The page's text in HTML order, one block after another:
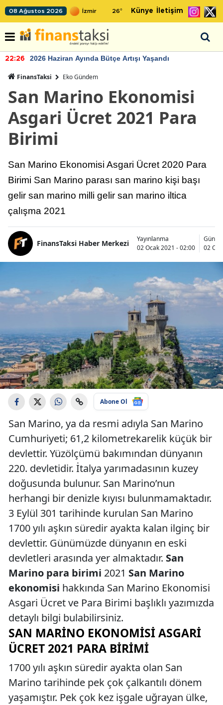
08 Ağustos 2026 26° Künye İletişim
22:26 2026 Haziran Ayında Bütçe Artışı Yaşandı
FinansTaksi Eko Gündem
San Marino Ekonomisi
Asgari Ücret 2021 Para
Birimi
San Marino Ekonomisi Asgari Ücret 2020 Para
Birimi San Marino parası san marino kişi başı
gelir san marino milli gelir san marino iltica
çalışma 2021
FinansTaksi Haber Merkezi
Yayınlanma
02 Ocak 2021 - 02:00
02
Abone Ol
San Marino, ya da resmi adıyla San Marino
Cumhuriyeti; 61,2 kilometrekarelik küçük bir
devlettir. Yüzölçümü bakımından dünyanın
220. devletidir. İtalya yarımadasının kuzey
doğusunda bulunur. San Marino’nun
herhangi bir denizle kıyısı bulunmamaktadır.
3 Eylül 301 tarihinde kurulan San Marino
1700 yılı aşkın süredir ayakta kalan ilginç bir
devlettir. Günümüzde dünyanın en eski
devletleri arasında yer almaktadır. San
Marino para birimi 2021 San Marino
ekonomisi hakkında San Marino Ekonomisi
Asgari Ücret ve Para Birimi başlıklı yazımızda
detaylı bilgi bulabilirsiniz.
SAN MARINO EKONOMISI ASGARI
ÜCRET 2021 PARA BIRIMI
1700 yılı aşkın süredir ayakta olan San
Marino tarihinde pek çok çalkantılı dönem
yaşamıştır. Pek çok kez işgale uğrayan ülke,